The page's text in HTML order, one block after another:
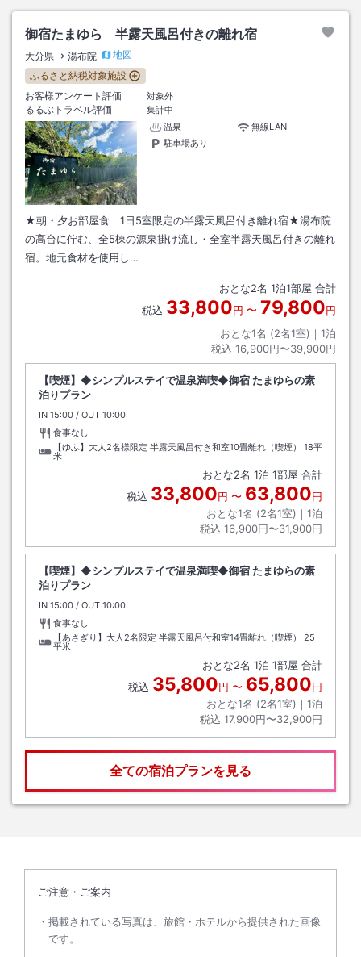
御宿たまゆら 半露天風呂付きの離れ宿
大分県 湯布院
地図
ふるさと納税対象施設
お客様アンケート評価
対象外
るるぶトラベル評価
集計中
温泉
無線LAN
駐車場あり
★朝・夕お部屋食 1日5室限定の半露天風呂付き離れ宿★湯布院
の高台に佇む、全5棟の源泉掛け流し・全室半露天風呂付きの離れ
宿。地元食材を使用し…
おとな2名 1泊1部屋 合計
税込 33,800円 〜 79,800円
おとな1名 (2名1室)｜ 1泊
税込 16,900円〜39,900円
【喫煙】◆シンプルステイで温泉満喫◆御宿 たまゆらの素
泊りプラン
IN チェックイン
15:00 / OUT チェックアウト
10:00
食事なし
【ゆふ】大人2名様限定 半露天風呂付き和室10畳離れ（喫煙）
18平
米
おとな2名 1泊 1部屋 合計
税込 33,800円 〜 63,800円
おとな1名 (2名1室)｜ 1泊
税込 16,900円〜31,900円
【喫煙】◆シンプルステイで温泉満喫◆御宿 たまゆらの素
泊りプラン
IN チェックイン
15:00 / OUT チェックアウト
10:00
食事なし
【あさぎり】大人2名限定 半露天風呂付和室14畳離れ（喫煙）
25
平米
おとな2名 1泊 1部屋 合計
税込 35,800円 〜 65,800円
おとな1名 (2名1室)｜ 1泊
税込 17,900円〜32,900円
全ての宿泊プランを見る
ご注意・ご案内
掲載されている写真は、旅館・ホテルから提供された画像
です。